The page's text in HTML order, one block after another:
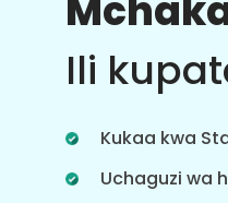
Ili
Kukaa kwa
Uchaguzi wa
wa
mgonjwa wa 24x7
inayoshughulikia
wakati. Taarifa za
kuhusu mahitaji